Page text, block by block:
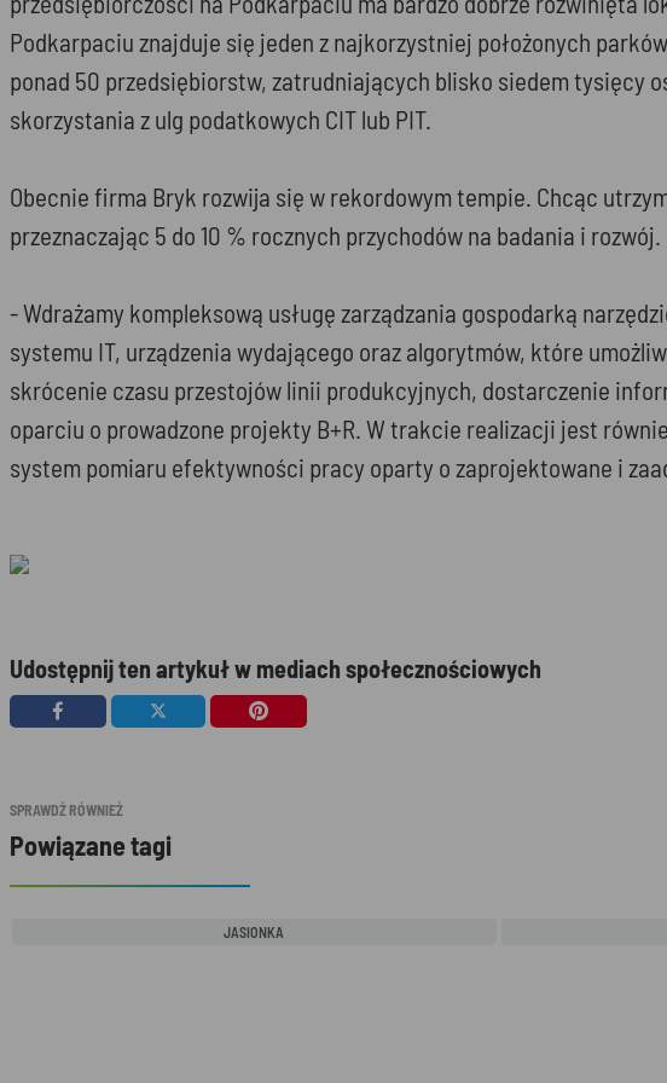
Podkarpaciu znajduje się jeden z najkorzystniej położonych
ponad 50 przedsiębiorstw, zatrudniających blisko siedem tysięcy
skorzystania z ulg podatkowych CIT lub PIT.
Obecnie firma Bryk rozwija się w rekordowym tempie. Chcąc
przeznaczając 5 do 10 % rocznych przychodów na badania i rozwój.
- Wdrażamy kompleksową usługę zarządzania gospodarką
systemu IT, urządzenia wydającego oraz algorytmów, które
skrócenie czasu przestojów linii produkcyjnych, dostarczenie
oparciu o prowadzone projekty B+R. W trakcie realizacji jest
system pomiaru efektywności pracy oparty o zaprojektowane i
Udostępnij ten artykuł w mediach społecznościowych
SPRAWDŹ RÓWNIEŻ
Powiązane tagi
JASIONKA